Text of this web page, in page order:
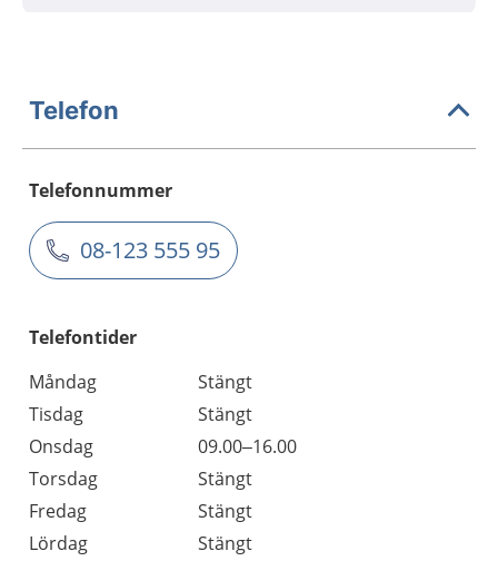
Telefon
Telefonnummer
08-123 555 95
Telefontider
Måndag
Stängt
Tisdag
Stängt
Onsdag
09.00–16.00
Torsdag
Stängt
Fredag
Stängt
Lördag
Stängt